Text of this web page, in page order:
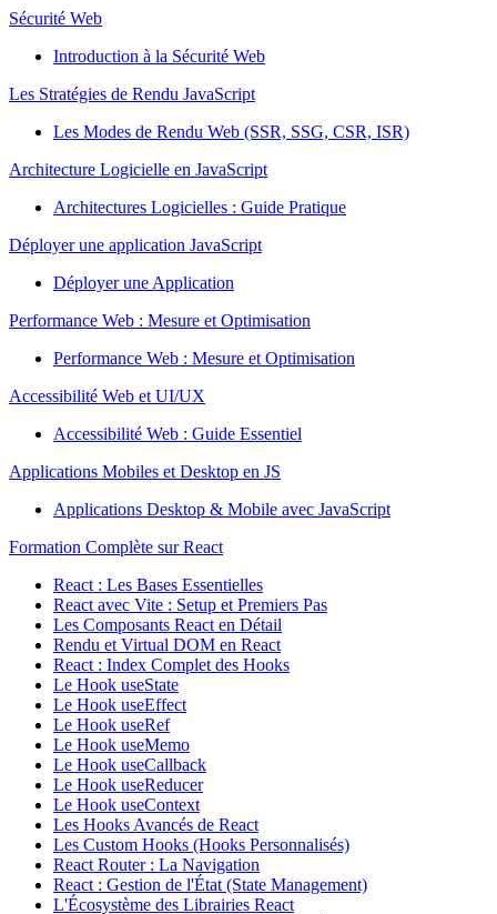
Sécurité Web
Introduction à la Sécurité Web
Les Stratégies de Rendu JavaScript
Les Modes de Rendu Web (SSR, SSG, CSR, ISR)
Architecture Logicielle en JavaScript
Architectures Logicielles : Guide Pratique
Déployer une application JavaScript
Déployer une Application
Performance Web : Mesure et Optimisation
Performance Web : Mesure et Optimisation
Accessibilité Web et UI/UX
Accessibilité Web : Guide Essentiel
Applications Mobiles et Desktop en JS
Applications Desktop & Mobile avec JavaScript
Formation Complète sur React
React : Les Bases Essentielles
React avec Vite : Setup et Premiers Pas
Les Composants React en Détail
Rendu et Virtual DOM en React
React : Index Complet des Hooks
Le Hook useState
Le Hook useEffect
Le Hook useRef
Le Hook useMemo
Le Hook useCallback
Le Hook useReducer
Le Hook useContext
Les Hooks Avancés de React
Les Custom Hooks (Hooks Personnalisés)
React Router : La Navigation
React : Gestion de l'État (State Management)
L'Écosystème des Librairies React